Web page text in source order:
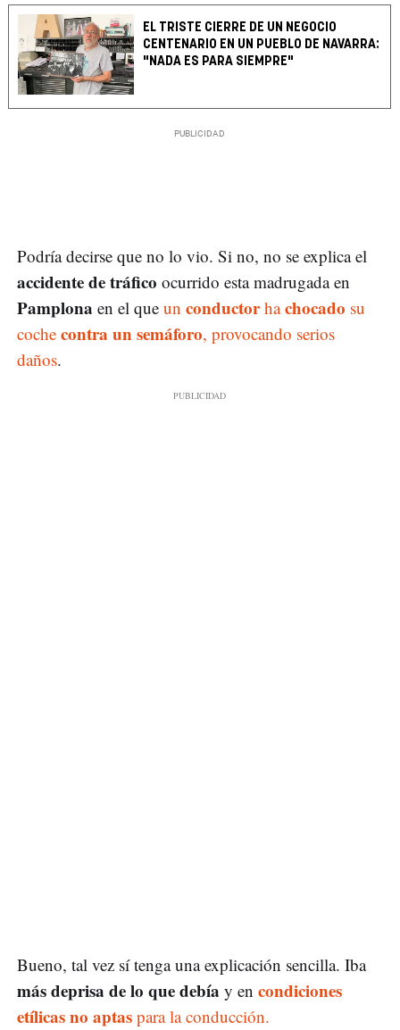
EL TRISTE CIERRE DE UN NEGOCIO
CENTENARIO EN UN PUEBLO DE NAVARRA:
"NADA ES PARA SIEMPRE"
Podría decirse que no lo vio. Si no, no se explica el
accidente de tráfico ocurrido esta madrugada en
Pamplona en el que un conductorhachocado su
coche contra un semáforo, provocando serios
daños.
Bueno, tal vez sí tenga una explicación sencilla. Iba
más deprisa de lo que debía y en condiciones
etílicas no aptas para la conducción.